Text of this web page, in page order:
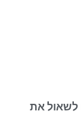
לשאול את